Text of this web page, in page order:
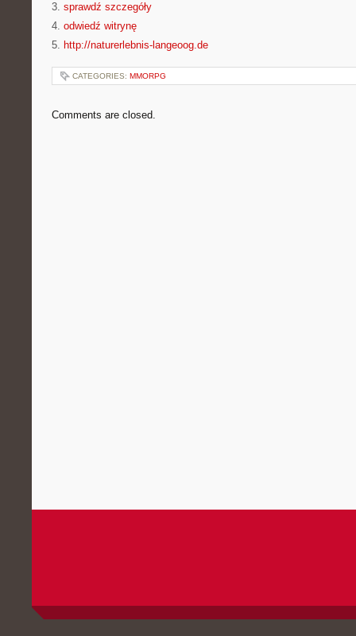
3. sprawdź szczegóły
4. odwiedź witrynę
5. http://naturerlebnis-langeoog.de
CATEGORIES: MMORPG
Comments are closed.